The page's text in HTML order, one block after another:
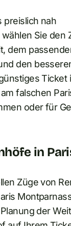
preislich nah
Sie den
dem
den
Ticket
falschen
oder für
in
Züge von
der